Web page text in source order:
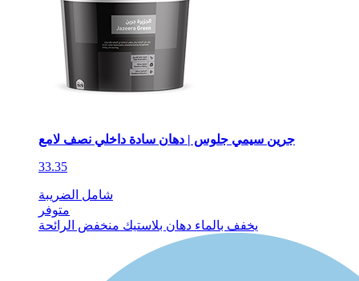
جرين سيمي جلوس | دهان سادة داخلي نصف لامع
33.35
شامل الضريبة
متوفر
يخفف بالماء دهان بلاستيك منخفض الرائحة